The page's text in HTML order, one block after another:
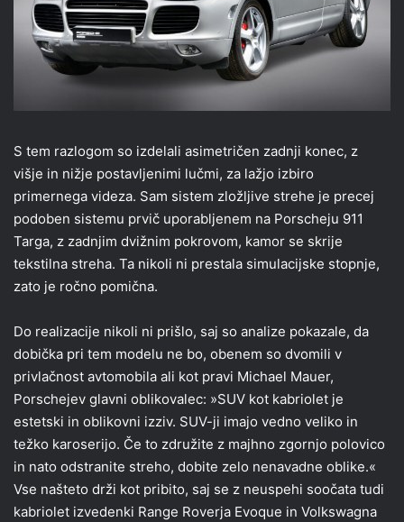
S tem razlogom so izdelali asimetričen zadnji konec, z
višje in nižje postavljenimi lučmi, za lažjo izbiro
primernega videza. Sam sistem zložljive strehe je precej
podoben sistemu prvič uporabljenem na Porscheju 911
Targa, z zadnjim dvižnim pokrovom, kamor se skrije
tekstilna streha. Ta nikoli ni prestala simulacijske stopnje,
zato je ročno pomična.
Do realizacije nikoli ni prišlo, saj so analize pokazale, da
dobička pri tem modelu ne bo, obenem so dvomili v
privlačnost avtomobila ali kot pravi Michael Mauer,
Porschejev glavni oblikovalec: »SUV kot kabriolet je
estetski in oblikovni izziv. SUV-ji imajo vedno veliko in
težko karoserijo. Če to združite z majhno zgornjo polovico
in nato odstranite streho, dobite zelo nenavadne oblike.«
Vse našteto drži kot pribito, saj se z neuspehi soočata tudi
kabriolet izvedenki Range Roverja Evoque in Volkswagna